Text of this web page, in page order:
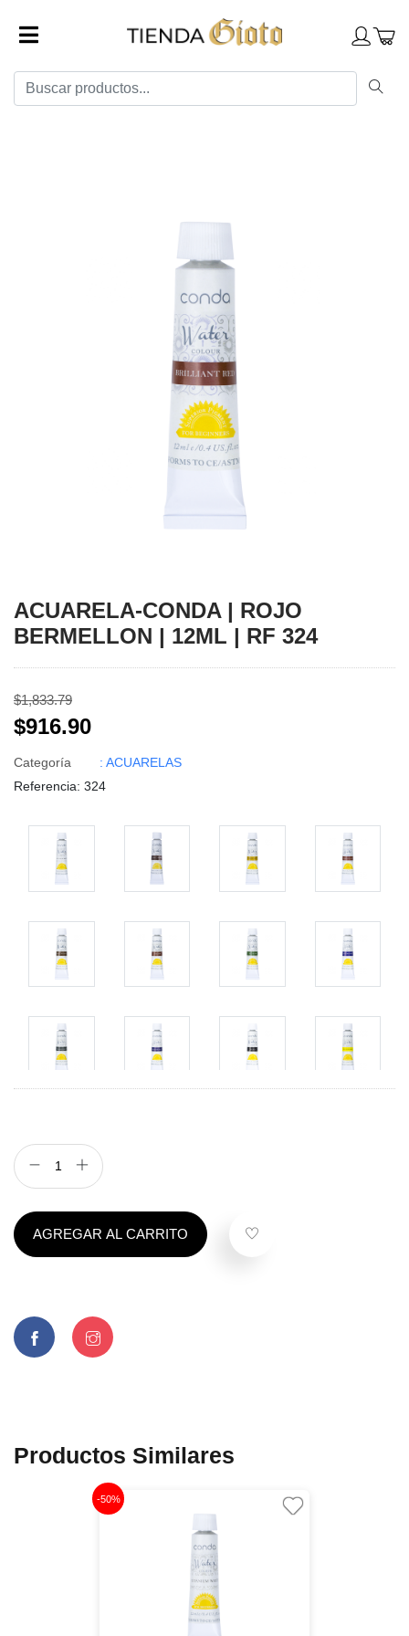
ACUARELA-CONDA | ROJO
BERMELLON | 12ML | RF 324
$1,833.79
$916.90
Categoría
: ACUARELAS
Referencia: 324
AGREGAR AL CARRITO
Productos Similares
-50%